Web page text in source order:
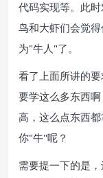
代码实现等。此
鸟和大虾们会觉
为"牛人"了。
看了上面所讲的
要学这么多东西
高，这么点东西
你"牛"呢？
需要提一下的是